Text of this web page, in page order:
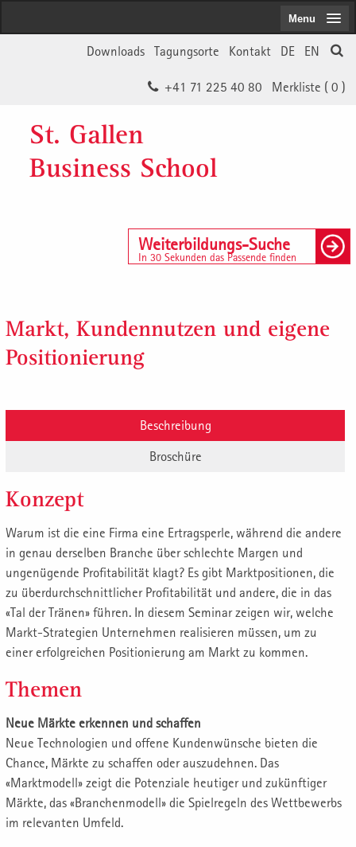
EN
DE
Kontakt
Tagungsorte
Downloads
Merkliste ( 0 )
+41 71 225 40 80
St. Gallen
Business School
Weiterbildungs-Suche
In 30 Sekunden das Passende finden
Menu
Markt, Kundennutzen und eigene
Positionierung
Beschreibung
Broschüre
Konzept
Warum ist die eine Firma eine Ertragsperle, während die andere
in genau derselben Branche über schlechte Margen und
ungenügende Profitabilität klagt? Es gibt Marktpositionen, die
zu überdurchschnittlicher Profitabilität und andere, die in das
«Tal der Tränen» führen. In diesem Seminar zeigen wir, welche
Markt-Strategien Unternehmen realisieren müssen, um zu
einer erfolgreichen Positionierung am Markt zu kommen.
Themen
Neue Märkte erkennen und schaffen
Neue Technologien und offene Kundenwünsche bieten die
Chance, Märkte zu schaffen oder auszudehnen. Das
«Marktmodell» zeigt die Potenziale heutiger und zukünftiger
Märkte, das «Branchenmodell» die Spielregeln des Wettbewerbs
im relevanten Umfeld.